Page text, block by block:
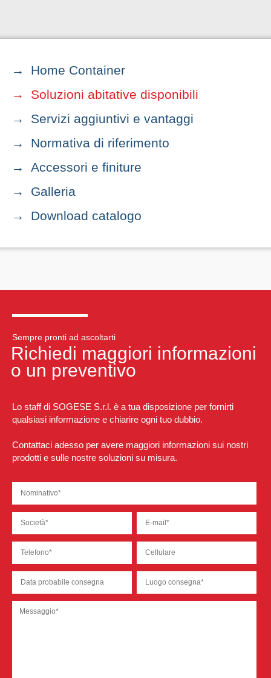
Home Container
Soluzioni abitative disponibili
Servizi aggiuntivi e vantaggi
Normativa di riferimento
Accessori e finiture
Galleria
Download catalogo
Sempre pronti ad ascoltarti
Richiedi maggiori informazioni
o un preventivo
Lo staff di SOGESE S.r.l. è a tua disposizione per fornirti
qualsiasi informazione e chiarire ogni tuo dubbio.
Contattaci adesso per avere maggiori informazioni sui nostri
prodotti e sulle nostre soluzioni su misura.